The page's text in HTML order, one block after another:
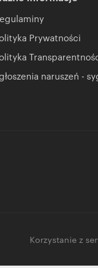
Prywatności
naruszeń -
Korzystanie z